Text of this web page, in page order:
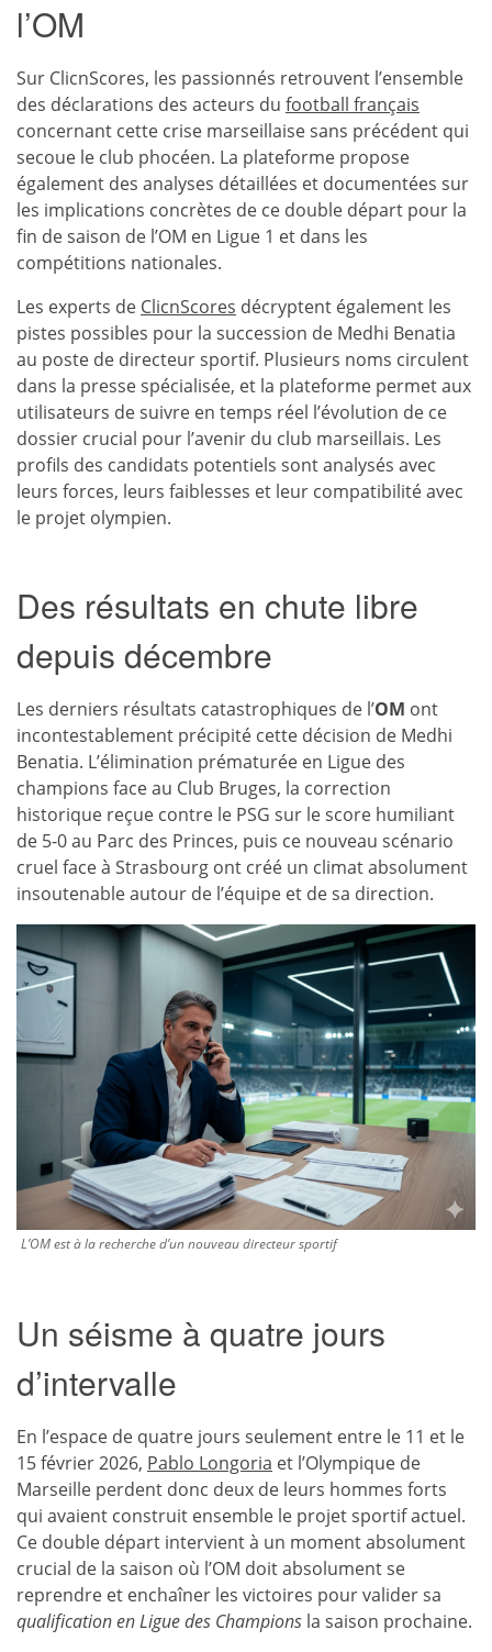
l’OM
Sur ClicnScores, les passionnés retrouvent l’ensemble
des déclarations des acteurs du football français
concernant cette crise marseillaise sans précédent qui
secoue le club phocéen. La plateforme propose
également des analyses détaillées et documentées sur
les implications concrètes de ce double départ pour la
fin de saison de l’OM en Ligue 1 et dans les
compétitions nationales.
Les experts de ClicnScores décryptent également les
pistes possibles pour la succession de Medhi Benatia
au poste de directeur sportif. Plusieurs noms circulent
dans la presse spécialisée, et la plateforme permet aux
utilisateurs de suivre en temps réel l’évolution de ce
dossier crucial pour l’avenir du club marseillais. Les
profils des candidats potentiels sont analysés avec
leurs forces, leurs faiblesses et leur compatibilité avec
le projet olympien.
Des résultats en chute libre
depuis décembre
Les derniers résultats catastrophiques de l’OM ont
incontestablement précipité cette décision de Medhi
Benatia. L’élimination prématurée en Ligue des
champions face au Club Bruges, la correction
historique reçue contre le PSG sur le score humiliant
de 5-0 au Parc des Princes, puis ce nouveau scénario
cruel face à Strasbourg ont créé un climat absolument
insoutenable autour de l’équipe et de sa direction.
L’OM est à la recherche d’un nouveau directeur sportif
Un séisme à quatre jours
d’intervalle
En l’espace de quatre jours seulement entre le 11 et le
15 février 2026, Pablo Longoria et l’Olympique de
Marseille perdent donc deux de leurs hommes forts
qui avaient construit ensemble le projet sportif actuel.
Ce double départ intervient à un moment absolument
crucial de la saison où l’OM doit absolument se
reprendre et enchaîner les victoires pour valider sa
qualification en Ligue des Champions la saison prochaine.